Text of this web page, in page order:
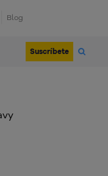
Blog
Suscríbete